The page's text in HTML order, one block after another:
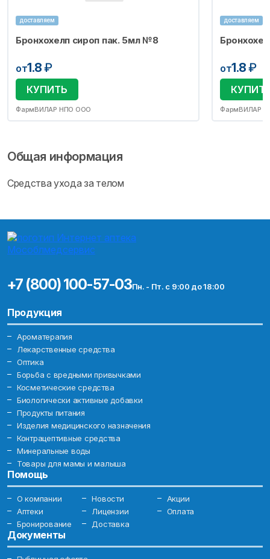
доставляем
Бронхохелп сироп пак. 5мл №8
от1.8₽
КУПИТЬ
ФармВИЛАР НПО ООО
доставляем
от1.8₽
ФармВИЛАР
Общая информация
Средства ухода за телом
+7 (800) 100-57-03Пн. - Пт. с 9:00 до 18:00
Продукция
Ароматерапия
Лекарственные средства
Оптика
Борьба с вредными привычками
Косметические средства
Биологически активные добавки
Продукты питания
Изделия медицинского назначения
Контрацептивные средства
Минеральные воды
Товары для мамы и малыша
Помощь
О компании Новости
Акции
Аптеки
Лицензии
Оплата
Бронирование
Доставка
Документы